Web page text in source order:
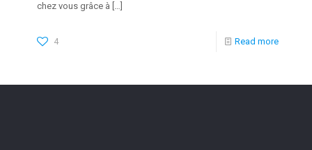
chez vous grâce à […]
4 Read more